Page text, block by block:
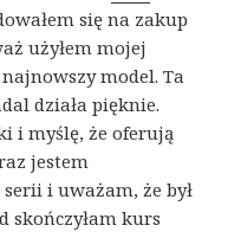
się na zakup
użyłem mojej
model. Ta
działa pięknie.
i myślę, że oferują
jestem
i uważam, że był
skończyłam kurs